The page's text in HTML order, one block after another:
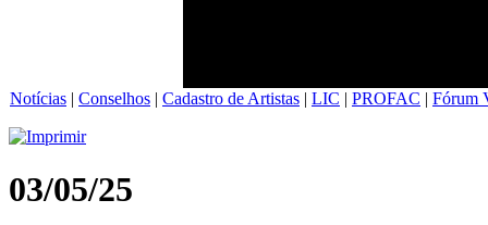
Notícias | Conselhos | Cadastro de Artistas | LIC | PROFAC | Fórum
03/05/25